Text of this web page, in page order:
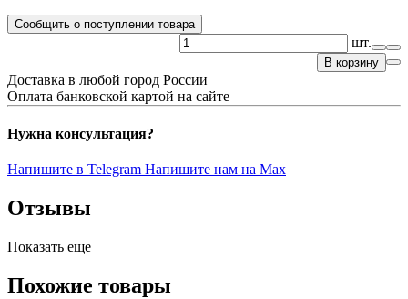
Сообщить о поступлении товара
шт.
В корзину
Доставка в любой город России
Оплата банковской картой на сайте
Нужна консультация?
Напишите в Telegram Напишите нам на Max
Отзывы
Показать еще
Похожие товары